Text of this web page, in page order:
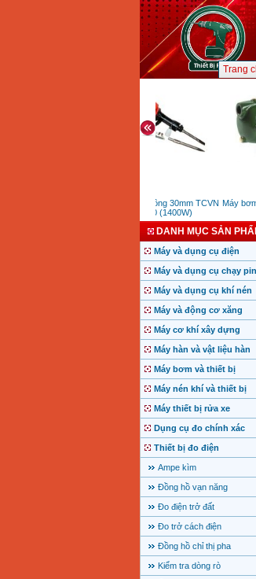
Trang
Máy đục bê tông 30mm TCVN
LDH30 (1400W)
Máy bơm
DANH MỤC SẢN
Máy và dụng cụ điện
Máy và dụng cụ chạy pin
Máy và dụng cụ khí nén
Máy và động cơ xăng
Máy cơ khí xây dựng
Máy hàn và vật liệu hàn
Máy bơm và thiết bị
Máy nén khí và thiết bị
Máy thiết bị rửa xe
Dụng cụ đo chính xác
Thiết bị đo điện
Ampe kìm
Đồng hồ vạn năng
Đo điện trở đất
Đo trở cách điện
Đồng hồ chỉ thị pha
Kiểm tra dòng rò